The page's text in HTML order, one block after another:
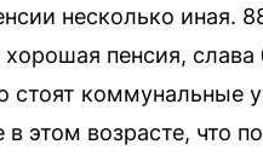
несколько иная.
пенсия,
стоят коммунальные
этом возрасте, что